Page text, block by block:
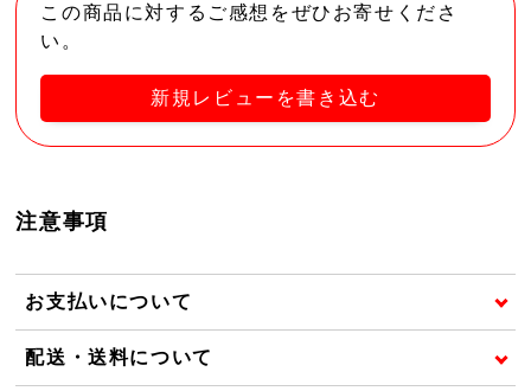
この商品に対するご感想をぜひお寄せくださ
い。
新規レビューを書き込む
注意事項
お支払いについて
配送・送料について